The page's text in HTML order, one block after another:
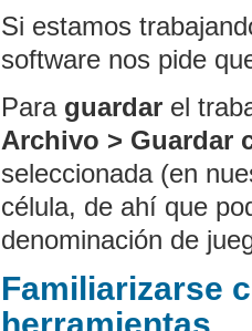
Si estamos
software nos pide
Para guardar el
Archivo > Guardar
seleccionada (en
célula, de ahí que
denominación de
Familiarizarse